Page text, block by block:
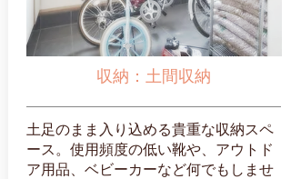
収納：土間収納
土足のまま入り込める貴重な収納スペ
ース。使用頻度の低い靴や、アウトド
ア用品、ベビーカーなど何でもしませ